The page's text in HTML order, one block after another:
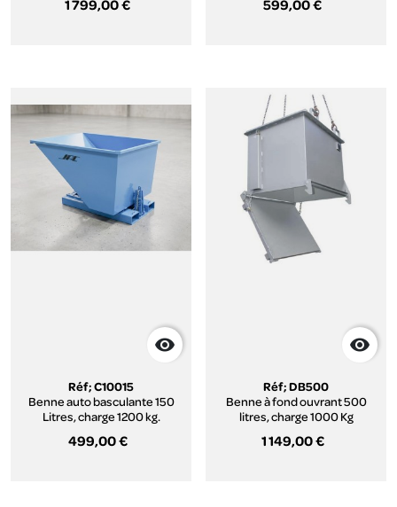
1 799,00 € 599,00 €

Réf; C10015
Benne auto basculante 150
Litres, charge 1200 kg.
499,00 €

Réf; DB500
Benne à fond ouvrant 500
litres, charge 1000 Kg
1 149,00 €